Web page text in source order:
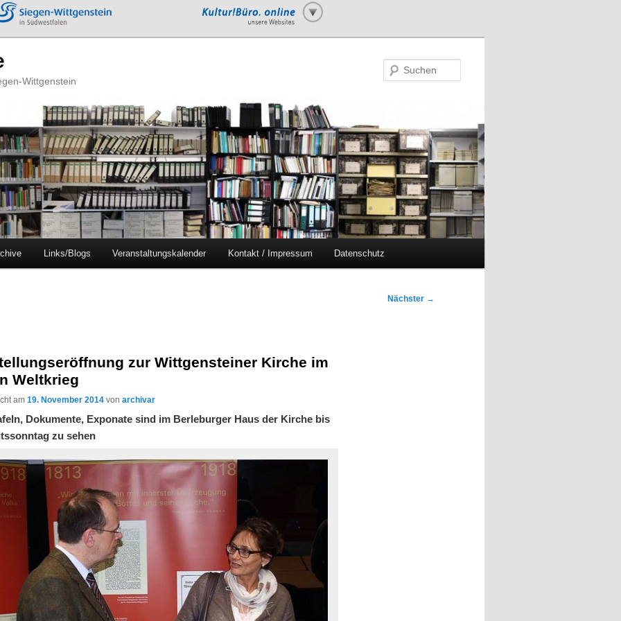
Wittgenstein
Links/Blogs Veranstaltungskalender Kontakt / Impressum Datenschutz
Nächster →
zur Wittgensteiner Kirche im
Weltkrieg
am19. November 2014 vonarchivar
Dokumente, Exponate sind im Berleburger Haus der Kirche bis
zu sehen